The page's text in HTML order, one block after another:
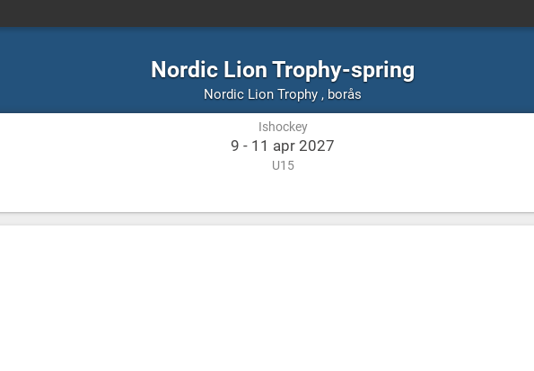
Nordic Lion Trophy-spring
Nordic Lion Trophy , Ishockey
borås
Ishockey
9 - 11 apr 2027
U15